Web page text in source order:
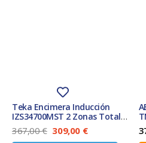
Teka Encimera Inducción
IZS34700MST 2 Zonas Total
Flex 30x51cm Biselada
367,00€ E
l
309,00 €E
l